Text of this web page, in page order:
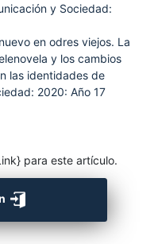
y Sociedad:
en odres viejos. La
y los cambios
las identidades de
2020: Año 17
para este artículo.